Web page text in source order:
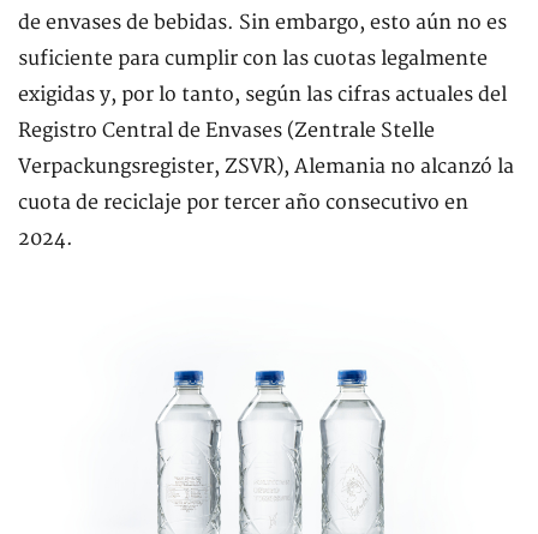
de envases de bebidas. Sin embargo, esto aún no es
suficiente para cumplir con las cuotas legalmente
exigidas y, por lo tanto, según las cifras actuales del
Registro Central de Envases (Zentrale Stelle
Verpackungsregister, ZSVR), Alemania no alcanzó la
cuota de reciclaje por tercer año consecutivo en
2024.